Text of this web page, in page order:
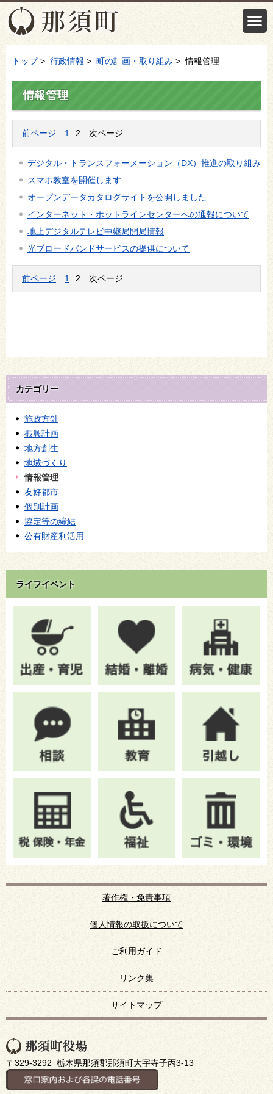
トップ> 行政情報 > 町の計画・取り組み > 情報管理
情報管理
前ページ 1 2 次ページ
デジタル・トランスフォーメーション（DX）推進の取り組み
スマホ教室を開催します
オープンデータカタログサイトを公開しました
インターネット・ホットラインセンターへの通報について
地上デジタルテレビ中継局開局情報
光ブロードバンドサービスの提供について
前ページ 1 2 次ページ
カテゴリー
施政方針
振興計画
地方創生
地域づくり
情報管理
友好都市
個別計画
協定等の締結
公有財産利活用
ライフイベント
著作権・免責事項
個人情報の取扱について
ご利用ガイド
リンク集
サイトマップ
〒329-3292 栃木県那須郡那須町大字寺子丙3-13